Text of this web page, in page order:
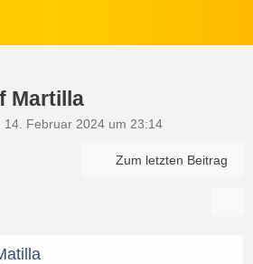
Martilla
14. Februar 2024 um 23:14
Zum letzten Beitrag